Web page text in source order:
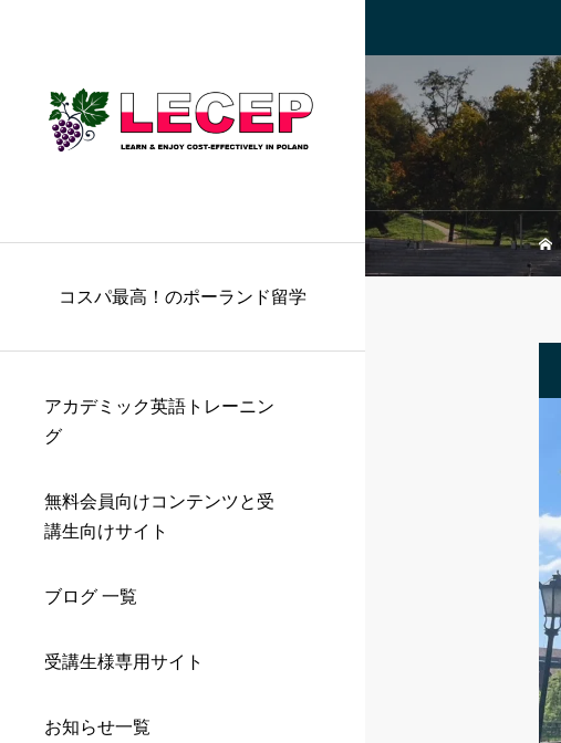
コスパ最高！のポーランド留学
アカデミック英語トレーニン
グ
無料会員向けコンテンツと受
講生向けサイト
ブログ 一覧
受講生様専用サイト
お知らせ一覧